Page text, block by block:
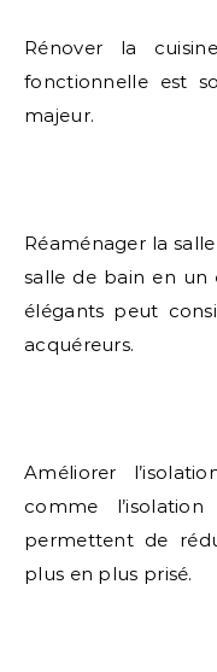
Rénover la
fonctionnelle est
majeur.
Réaménager la
salle de bain en un
élégants peut
acquéreurs.
Améliorer
comme
permettent de
plus en plus prisé.